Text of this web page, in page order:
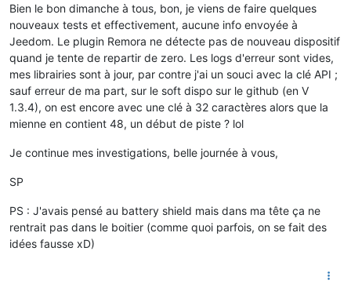
Bien le bon dimanche à tous, bon, je viens de faire quelques
nouveaux tests et effectivement, aucune info envoyée à
Jeedom. Le plugin Remora ne détecte pas de nouveau dispositif
quand je tente de repartir de zero. Les logs d'erreur sont vides,
mes librairies sont à jour, par contre j'ai un souci avec la clé API ;
sauf erreur de ma part, sur le soft dispo sur le github (en V
1.3.4), on est encore avec une clé à 32 caractères alors que la
mienne en contient 48, un début de piste ? lol
Je continue mes investigations, belle journée à vous,
SP
PS : J'avais pensé au battery shield mais dans ma tête ça ne
rentrait pas dans le boitier (comme quoi parfois, on se fait des
idées fausse xD)